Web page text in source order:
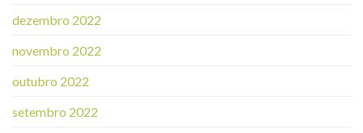
dezembro 2022
novembro 2022
outubro 2022
setembro 2022